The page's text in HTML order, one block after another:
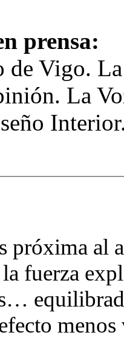
prensa:
de Vigo.
La
próxima al
fuerza